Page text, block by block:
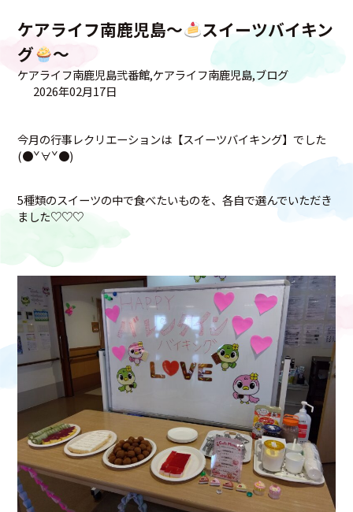
ケアライフ南鹿児島～
スイーツバイキン
グ
～
ケアライフ南鹿児島弐番館 ケアライフ南鹿児島 ブログ
2026年02月17日
今月の行事レクリエーションは【スイーツバイキング】でした
(●ˇ∀ˇ●)
5種類のスイーツの中で食べたいものを、各自で選んでいただき
ました♡♡♡